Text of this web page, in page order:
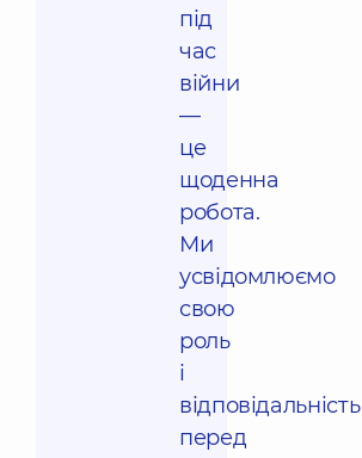
під
час
війни
—
це
щоденна
робота.
Ми
усвідомлюємо
свою
роль
і
відповідальність
перед